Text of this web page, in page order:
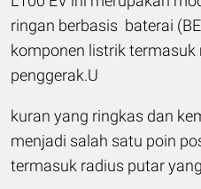
ringan berbasis baterai
komponen listrik
penggerak.U
kuran yang ringkas dan
menjadi salah satu poin
termasuk radius putar